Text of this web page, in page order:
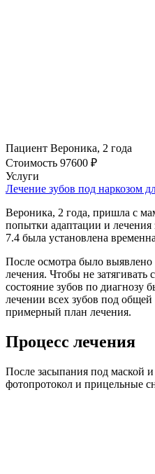
Пациент Вероника, 2 года
Стоимость 97600 ₽
Услуги
Лечение зубов под наркозом
Вероника, 2 года, пришла с
попытки адаптации и лечения
7.4 была установлена
После осмотра было
лечения. Чтобы не
состояние зубов по диагнозу
лечении всех зубов под общей
примерный план лечения.
Процесс лечения
После засыпания под маской
фотопротокол и прицельные